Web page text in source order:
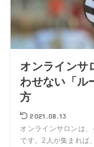
オンラインサ
わせない「ル
方
2021.08.13
オンラインサロンは
です。2人が集まれば